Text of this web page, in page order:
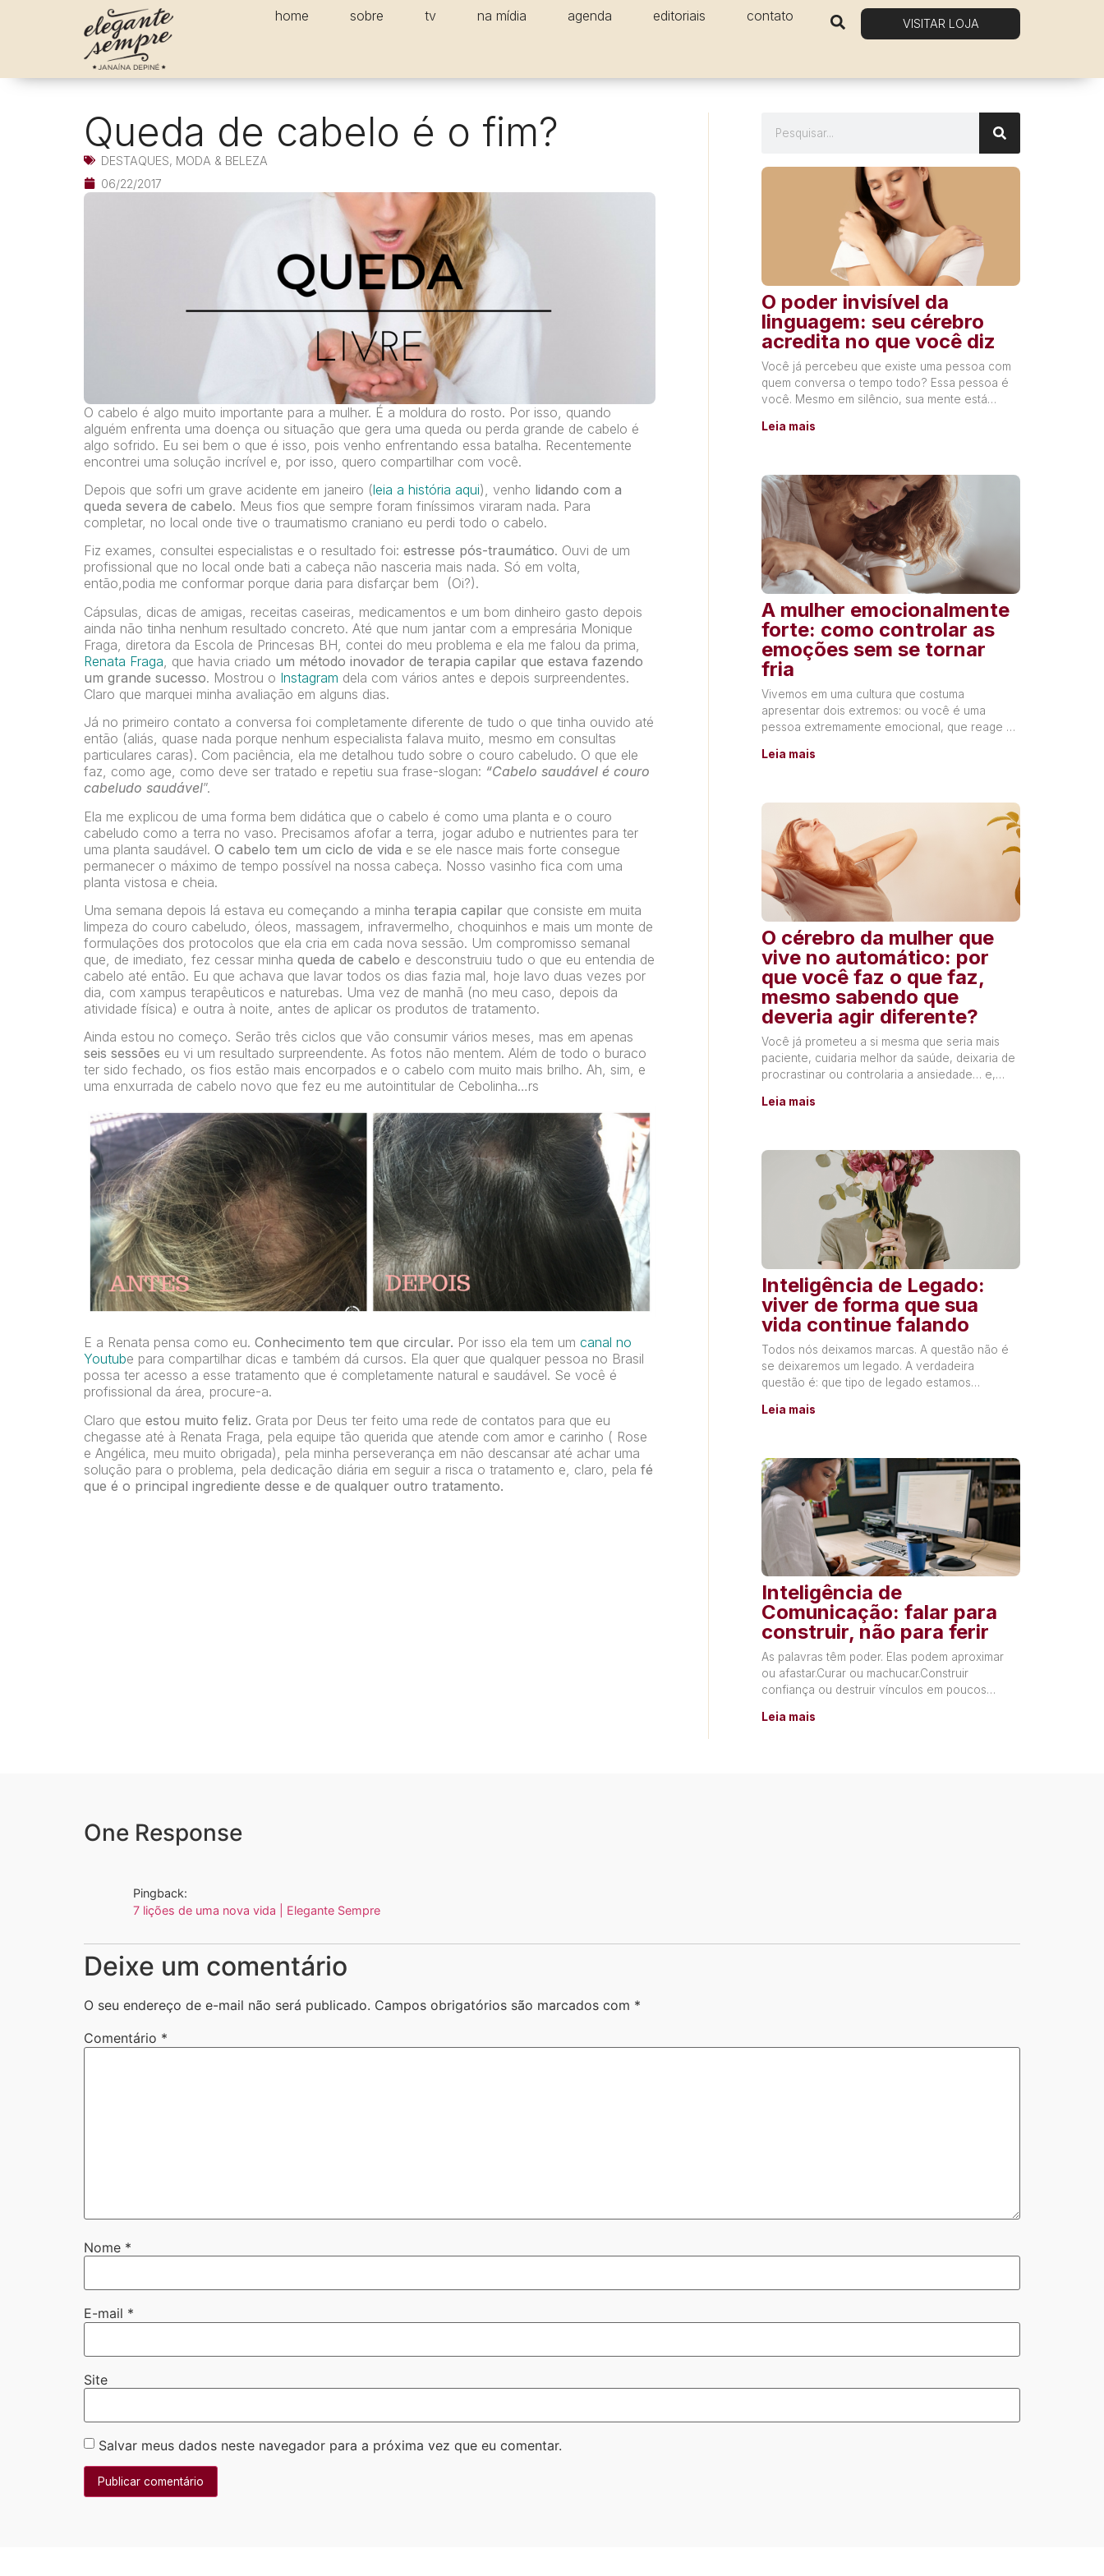
home sobre tv na mídia agenda editoriais contato VISITAR LOJA
Queda de cabelo é o fim?
DESTAQUES, MODA & BELEZA
06/22/2017
O cabelo é algo muito importante para a mulher. É a moldura do rosto. Por isso, quando
alguém enfrenta uma doença ou situação que gera uma queda ou perda grande de cabelo é
algo sofrido. Eu sei bem o que é isso, pois venho enfrentando essa batalha. Recentemente
encontrei uma solução incrível e, por isso, quero compartilhar com você.
Depois que sofri um grave acidente em janeiro (leia a história aqui), venho lidando com a
queda severa de cabelo. Meus fios que sempre foram finíssimos viraram nada. Para
completar, no local onde tive o traumatismo craniano eu perdi todo o cabelo.
Fiz exames, consultei especialistas e o resultado foi: estresse pós-traumático. Ouvi de um
profissional que no local onde bati a cabeça não nasceria mais nada. Só em volta,
então,podia me conformar porque daria para disfarçar bem (Oi?).
Cápsulas, dicas de amigas, receitas caseiras, medicamentos e um bom dinheiro gasto depois
ainda não tinha nenhum resultado concreto. Até que num jantar com a empresária Monique
Fraga, diretora da Escola de Princesas BH, contei do meu problema e ela me falou da prima,
Renata Fraga , que havia criado um método inovador de terapia capilar que estava fazendo
um grande sucesso. Mostrou o Instagram dela com vários antes e depois surpreendentes.
Claro que marquei minha avaliação em alguns dias.
Já no primeiro contato a conversa foi completamente diferente de tudo o que tinha ouvido até
então (aliás, quase nada porque nenhum especialista falava muito, mesmo em consultas
particulares caras). Com paciência, ela me detalhou tudo sobre o couro cabeludo. O que ele
faz, como age, como deve ser tratado e repetiu sua frase-slogan: “Cabelo saudável é couro
cabeludo saudável”.
Ela me explicou de uma forma bem didática que o cabelo é como uma planta e o couro
cabeludo como a terra no vaso. Precisamos afofar a terra, jogar adubo e nutrientes para ter
uma planta saudável. O cabelo tem um ciclo de vida e se ele nasce mais forte consegue
permanecer o máximo de tempo possível na nossa cabeça. Nosso vasinho fica com uma
planta vistosa e cheia.
Uma semana depois lá estava eu começando a minha terapia capilar que consiste em muita
limpeza do couro cabeludo, óleos, massagem, infravermelho, choquinhos e mais um monte de
formulações dos protocolos que ela cria em cada nova sessão. Um compromisso semanal
que, de imediato, fez cessar minha queda de cabelo e desconstruiu tudo o que eu entendia de
cabelo até então. Eu que achava que lavar todos os dias fazia mal, hoje lavo duas vezes por
dia, com xampus terapêuticos e naturebas. Uma vez de manhã (no meu caso, depois da
atividade física) e outra à noite, antes de aplicar os produtos de tratamento.
Ainda estou no começo. Serão três ciclos que vão consumir vários meses, mas em apenas
seis sessões eu vi um resultado surpreendente. As fotos não mentem. Além de todo o buraco
ter sido fechado, os fios estão mais encorpados e o cabelo com muito mais brilho. Ah, sim, e
uma enxurrada de cabelo novo que fez eu me autointitular de Cebolinha…rs
E a Renata pensa como eu. Conhecimento tem que circular. Por isso ela tem um canal no
Youtube para compartilhar dicas e também dá cursos. Ela quer que qualquer pessoa no Brasil
possa ter acesso a esse tratamento que é completamente natural e saudável. Se você é
profissional da área, procure-a.
Claro que estou muito feliz. Grata por Deus ter feito uma rede de contatos para que eu
chegasse até à Renata Fraga, pela equipe tão querida que atende com amor e carinho ( Rose
e Angélica, meu muito obrigada), pela minha perseverança em não descansar até achar uma
solução para o problema, pela dedicação diária em seguir a risca o tratamento e, claro, pela fé
que é o principal ingrediente desse e de qualquer outro tratamento.
O poder invisível da
linguagem: seu cérebro
acredita no que você diz
Você já percebeu que existe uma pessoa com
quem conversa o tempo todo? Essa pessoa é
você. Mesmo em silêncio, sua mente está
Leia mais
A mulher emocionalmente
forte: como controlar as
emoções sem se tornar
fria
Vivemos em uma cultura que costuma
apresentar dois extremos: ou você é uma
pessoa extremamente emocional, que reage a
Leia mais
O cérebro da mulher que
vive no automático: por
que você faz o que faz,
mesmo sabendo que
deveria agir diferente?
Você já prometeu a si mesma que seria mais
paciente, cuidaria melhor da saúde, deixaria de
procrastinar ou controlaria a ansiedade… e,
Leia mais
Inteligência de Legado:
viver de forma que sua
vida continue falando
Todos nós deixamos marcas. A questão não é
se deixaremos um legado. A verdadeira
questão é: que tipo de legado estamos
Leia mais
Inteligência de
Comunicação: falar para
construir, não para ferir
As palavras têm poder. Elas podem aproximar
ou afastar.Curar ou machucar.Construir
confiança ou destruir vínculos em poucos
falta de
Leia mais
One Response
Pingback:
7 lições de uma nova vida | Elegante Sempre
Deixe um comentário
O seu endereço de e-mail não será publicado. Campos obrigatórios são marcados com *
Comentário *
Nome *
E-mail *
Site
Salvar meus dados neste navegador para a próxima vez que eu comentar.